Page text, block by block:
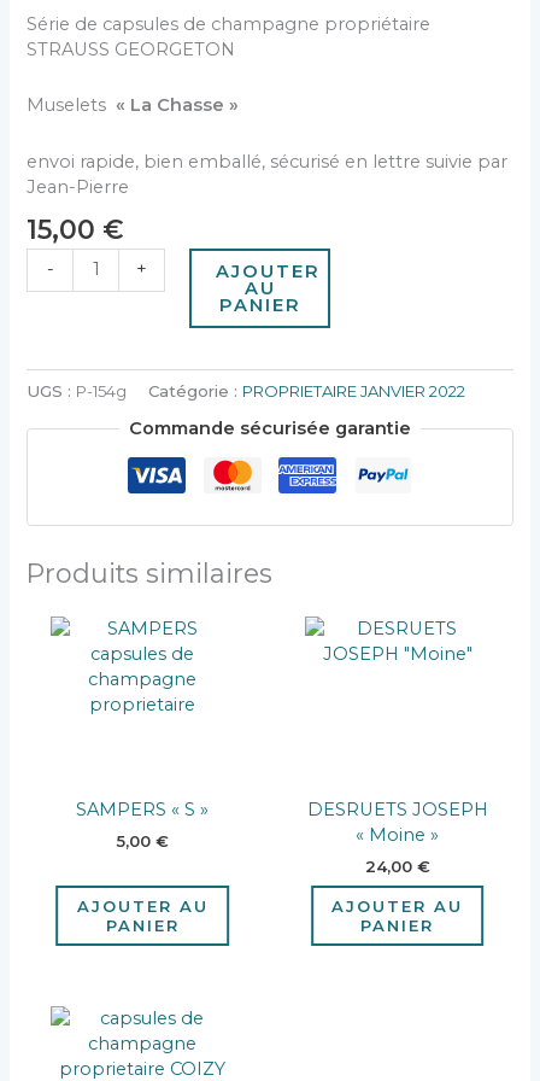
Série de capsules de champagne propriétaire
STRAUSS GEORGETON
Muselets « La Chasse »
envoi rapide, bien emballé, sécurisé en lettre suivie par
Jean-Pierre
15,00 €
- + AJOUTER
AU
PANIER
UGS : P-154g Catégorie : PROPRIETAIRE JANVIER 2022
Commande sécurisée garantie
Produits similaires
SAMPERS « S »
5,00€
AJOUTER AU
PANIER
DESRUETS JOSEPH
« Moine »
24,00 €
AJOUTER AU
PANIER